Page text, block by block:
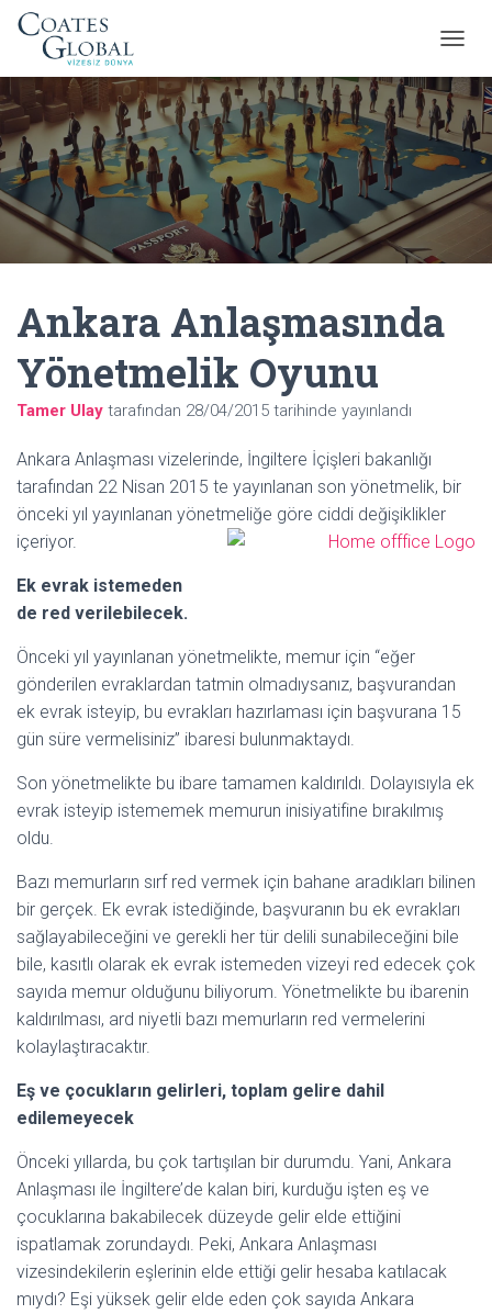
E
N
Ü
Y
Ü
A
Ç
A
Ankara Anlaşmasında
Yönetmelik Oyunu
Tamer Ulay tarafından 28/04/2015 tarihinde yayınlandı
Ankara Anlaşması vizelerinde, İngiltere İçişleri bakanlığı
tarafından 22 Nisan 2015 te yayınlanan son yönetmelik, bir
önceki yıl yayınlanan yönetmeliğe göre ciddi değişiklikler
içeriyor.
Ek evrak istemeden
de red verilebilecek.
Önceki yıl yayınlanan yönetmelikte, memur için “eğer
gönderilen evraklardan tatmin olmadıysanız, başvurandan
ek evrak isteyip, bu evrakları hazırlaması için başvurana 15
gün süre vermelisiniz” ibaresi bulunmaktaydı.
Son yönetmelikte bu ibare tamamen kaldırıldı. Dolayısıyla ek
evrak isteyip istememek memurun inisiyatifine bırakılmış
oldu.
Bazı memurların sırf red vermek için bahane aradıkları bilinen
bir gerçek. Ek evrak istediğinde, başvuranın bu ek evrakları
sağlayabileceğini ve gerekli her tür delili sunabileceğini bile
bile, kasıtlı olarak ek evrak istemeden vizeyi red edecek çok
sayıda memur olduğunu biliyorum. Yönetmelikte bu ibarenin
kaldırılması, ard niyetli bazı memurların red vermelerini
kolaylaştıracaktır.
Eş ve çocukların gelirleri, toplam gelire dahil
edilemeyecek
Önceki yıllarda, bu çok tartışılan bir durumdu. Yani, Ankara
Anlaşması ile İngiltere’de kalan biri, kurduğu işten eş ve
çocuklarına bakabilecek düzeyde gelir elde ettiğini
ispatlamak zorundaydı. Peki, Ankara Anlaşması
vizesindekilerin eşlerinin elde ettiği gelir hesaba katılacak
mıydı? Eşi yüksek gelir elde eden çok sayıda Ankara